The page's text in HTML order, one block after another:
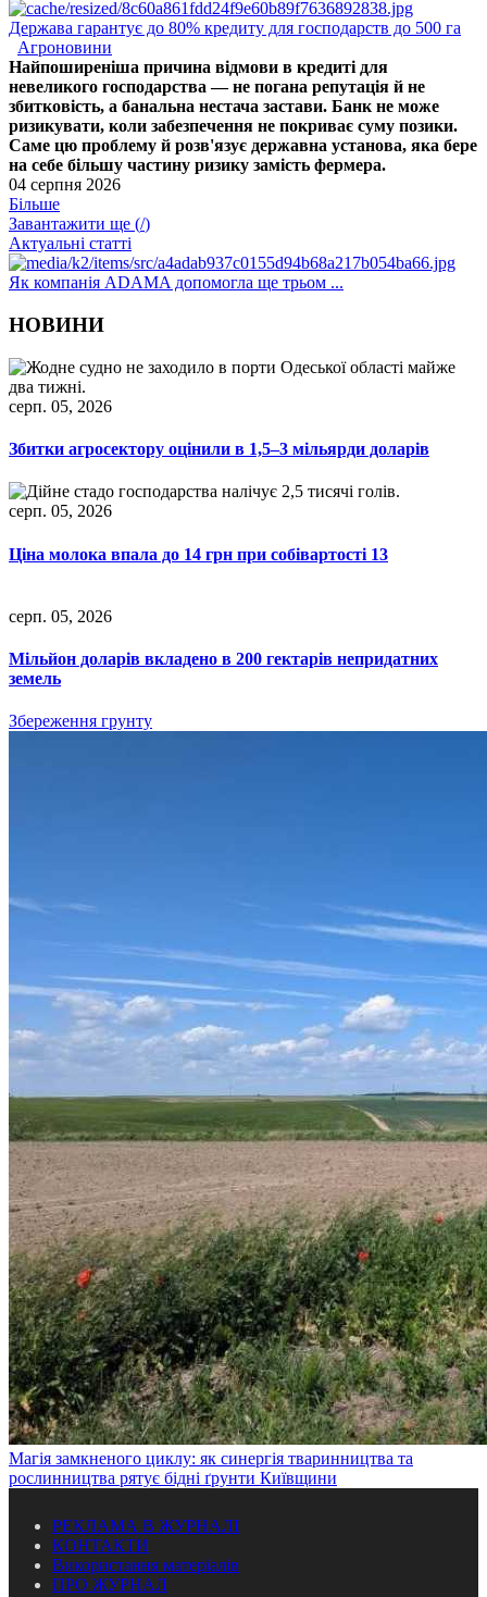
Держава гарантує до 80% кредиту для господарств до 500 га
Агроновини
Найпоширеніша причина відмови в кредиті для
невеликого господарства — не погана репутація й не
збитковість, а банальна нестача застави. Банк не може
ризикувати, коли забезпечення не покриває суму позики.
Саме цю проблему й розв'язує державна установа, яка бере
на себе більшу частину ризику замість фермера.
04 серпня 2026
Більше
Завантажити ще (/)
Актуальні статті
Як компанія ADAMA допомогла ще трьом ...
НОВИНИ
серп. 05, 2026
Збитки агросектору оцінили в 1,5–3 мільярди доларів
серп. 05, 2026
Ціна молока впала до 14 грн при собівартості 13
серп. 05, 2026
Мільйон доларів вкладено в 200 гектарів непридатних
земель
Збереження грунту
Магія замкненого циклу: як синергія тваринництва та
рослинництва рятує бідні ґрунти Київщини
РЕКЛАМА В ЖУРНАЛІ
КОНТАКТИ
Використання матеріалів
ПРО ЖУРНАЛ